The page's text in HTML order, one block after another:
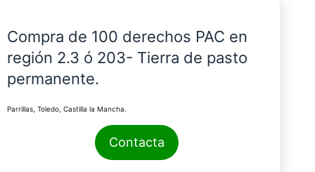
Compra de 100 derechos PAC en
región 2.3 ó 203- Tierra de pasto
permanente.
Parrillas, Toledo, Castilla la Mancha.
Contacta